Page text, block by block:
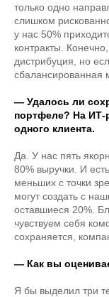
только одно
слишком
у нас 50%
контракты.
дистрибуция, но
сбалансированная
— Удалось ли
портфеле? На ИТ-
одного клиента.
Да. У нас пять
80% выручки. И
меньших с точки
могут создать с
оставшиеся 20%.
чувствуем себя
сохраняется,
— Как вы
Я бы выделил три